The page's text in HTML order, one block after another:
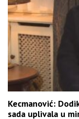
Kecmanović:
sada uplivala u